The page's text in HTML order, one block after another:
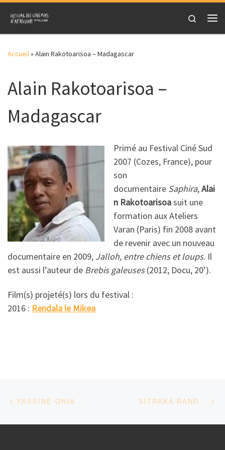
Skip to content
Search
Accueil»Alain Rakotoarisoa – Madagascar
Alain Rakotoarisoa –
Madagascar
Primé au Festival Ciné Sud
2007 (Cozes, France), pour
son
documentaire Saphira,Alai
n Rakotoarisoasuit une
formation aux Ateliers
Varan (Paris) fin 2008 avant
de revenir avec un nouveau
documentaire en 2009, Jalloh, entre chiens et loups. Il
est aussi l’auteur de Brebis galeuses(2012, Docu, 20’).
Film(s) projeté(s) lors du festival :
2016 : Rendala le Mikea
Parcourir les articles